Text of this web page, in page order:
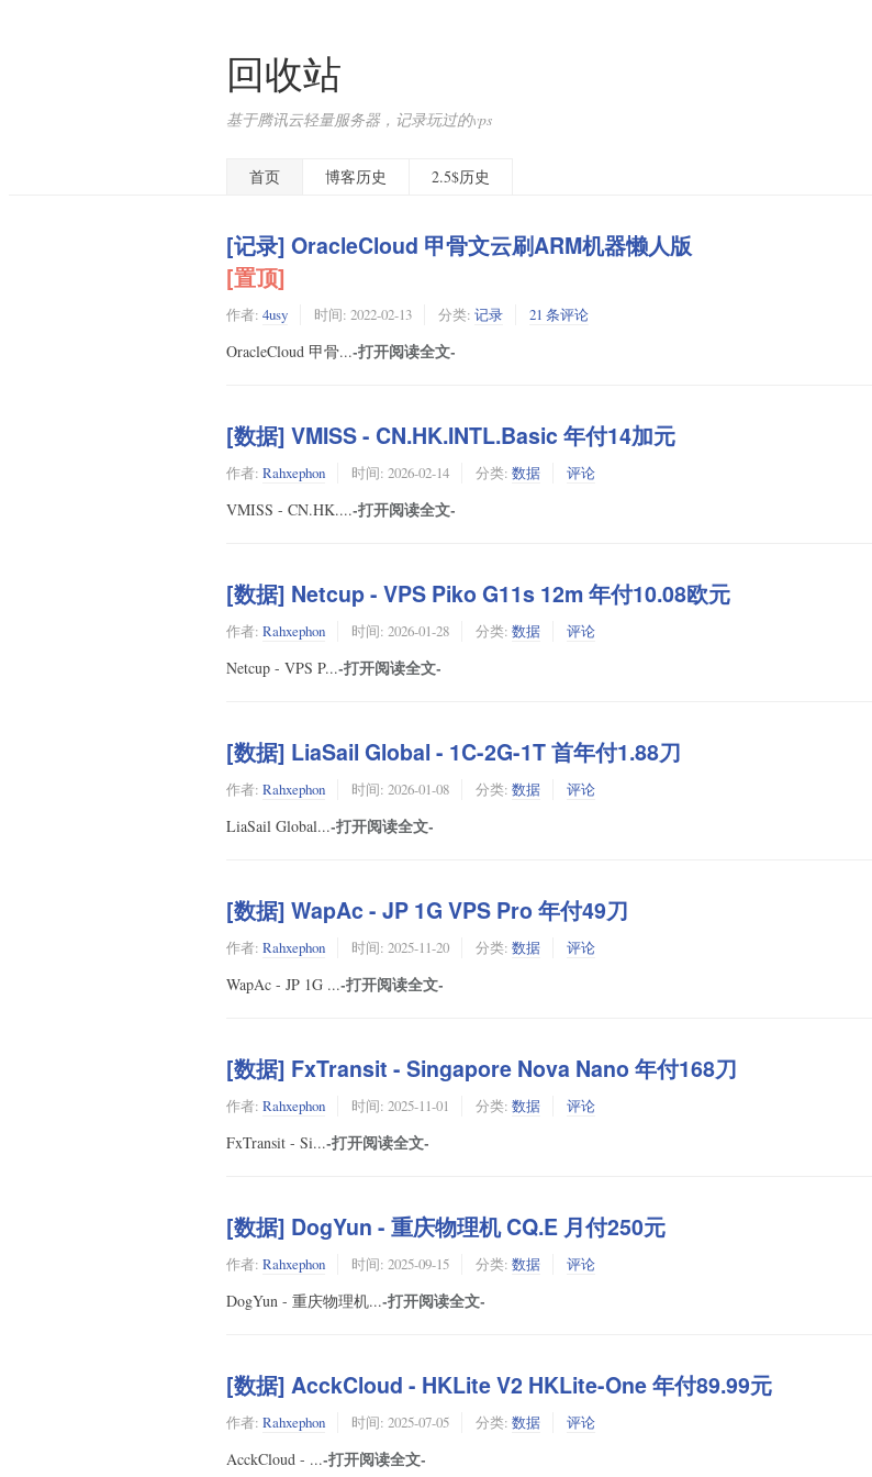
回收站
基于腾讯云轻量服务器，记录玩过的vps
首页 博客历史 2.5$历史
[记录] OracleCloud 甲骨文云刷ARM机器懒人版
[置顶]
作者: 4usy 时间: 2022-02-13 分类: 记录 21 条评论
OracleCloud 甲骨...-打开阅读全文-
[数据] VMISS - CN.HK.INTL.Basic 年付14加元
作者: Rahxephon 时间: 2026-02-14 分类: 数据 评论
VMISS - CN.HK....-打开阅读全文-
[数据] Netcup - VPS Piko G11s 12m 年付10.08欧元
作者: Rahxephon 时间: 2026-01-28 分类: 数据 评论
Netcup - VPS P...-打开阅读全文-
[数据] LiaSail Global - 1C-2G-1T 首年付1.88刀
作者: Rahxephon 时间: 2026-01-08 分类: 数据 评论
LiaSail Global...-打开阅读全文-
[数据] WapAc - JP 1G VPS Pro 年付49刀
作者: Rahxephon 时间: 2025-11-20 分类: 数据 评论
WapAc - JP 1G ...-打开阅读全文-
[数据] FxTransit - Singapore Nova Nano 年付168刀
作者: Rahxephon 时间: 2025-11-01 分类: 数据 评论
FxTransit - Si...-打开阅读全文-
[数据] DogYun - 重庆物理机 CQ.E 月付250元
作者: Rahxephon 时间: 2025-09-15 分类: 数据 评论
DogYun - 重庆物理机...-打开阅读全文-
[数据] AcckCloud - HKLite V2 HKLite-One 年付89.99元
作者: Rahxephon 时间: 2025-07-05 分类: 数据 评论
AcckCloud - ...-打开阅读全文-